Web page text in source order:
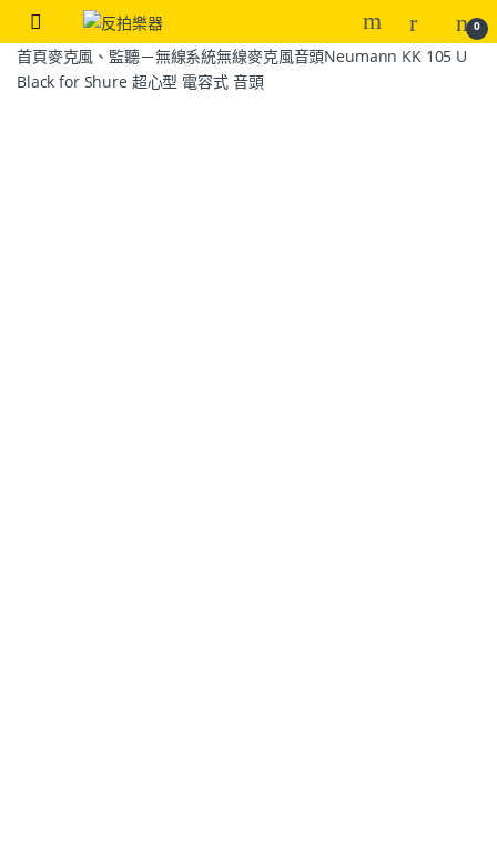
0
首頁麥克風、監聽－無線系統無線麥克風音頭Neumann KK 105 U
Black for Shure 超心型 電容式 音頭